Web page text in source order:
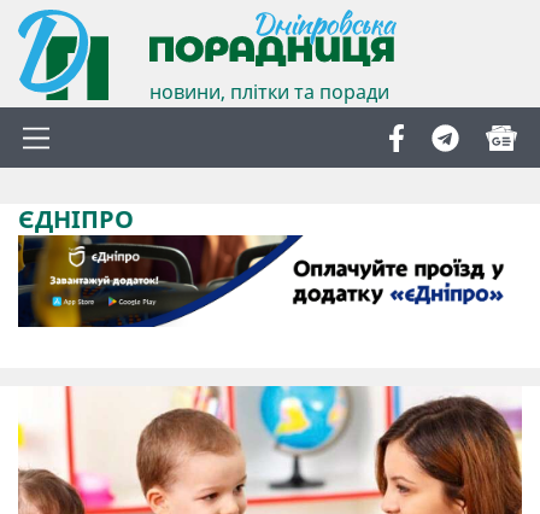
новини, плітки та поради
ЄДНІПРО